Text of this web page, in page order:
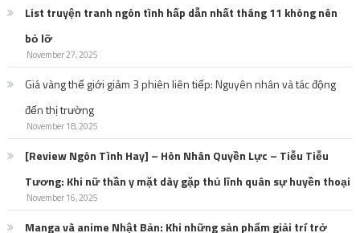
List truyện tranh ngôn tình hấp dẫn nhất tháng 11 không nên
bỏ lỡ
November 27, 2025
Giá vàng thế giới giảm 3 phiên liên tiếp: Nguyên nhân và tác động
đến thị trường
November 18, 2025
[Review Ngôn Tình Hay] – Hôn Nhân Quyền Lực – Tiễu Tiễu
Tương: Khi nữ thần y mặt dày gặp thủ lĩnh quân sự huyền thoại
November 16, 2025
Manga và anime Nhật Bản: Khi những sản phẩm giải trí trở